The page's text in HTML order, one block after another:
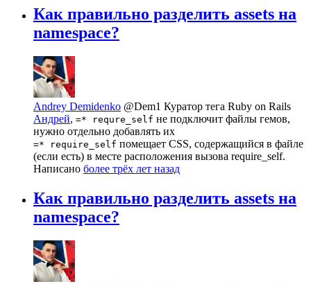
Как правильно разделить assets на
namespace?
Andrey Demidenko @Dem1 Куратор тега Ruby on Rails
Андрей, =* requre_self не подключит файлы гемов,
нужно отдельно добавлять их
=* require_self помещает CSS, содержащийся в файле
(если есть) в месте расположения вызова require_self.
Написано более трёх лет назад
Как правильно разделить assets на
namespace?